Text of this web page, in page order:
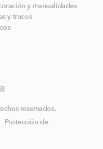
y manualidades
y trucos
reservados.
Protección de